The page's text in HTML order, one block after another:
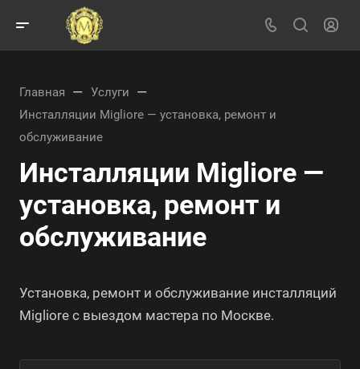
Главная — Услуги —
Инсталляции Migliore — установка, ремонт и
обслуживание
Инсталляции Migliore —
установка, ремонт и
обслуживание
Установка, ремонт и обслуживание инсталляций
Migliore с выездом мастера по Москве.